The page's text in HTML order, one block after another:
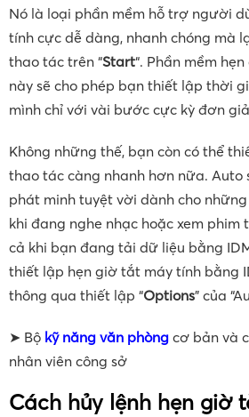
Nó là loại phần mềm hỗ trợ người
tính cực dễ dàng, nhanh chóng mà
thao tác trên “Start“. Phần mềm
này sẽ cho phép bạn thiết lập thời
mình chỉ với vài bước cực kỳ đơn
Không những thế, bạn còn có thể
thao tác càng nhanh hơn nữa. Auto
phát minh tuyệt vời dành cho
khi đang nghe nhạc hoặc xem phim
cả khi bạn đang tải dữ liệu bằng
thiết lập hẹn giờ tắt máy tính bằng
thông qua thiết lập “Options” của
➤ Bộ kỹ năng văn phòng cơ bản và
nhân viên công sở
Cách hủy lệnh hẹn giờ